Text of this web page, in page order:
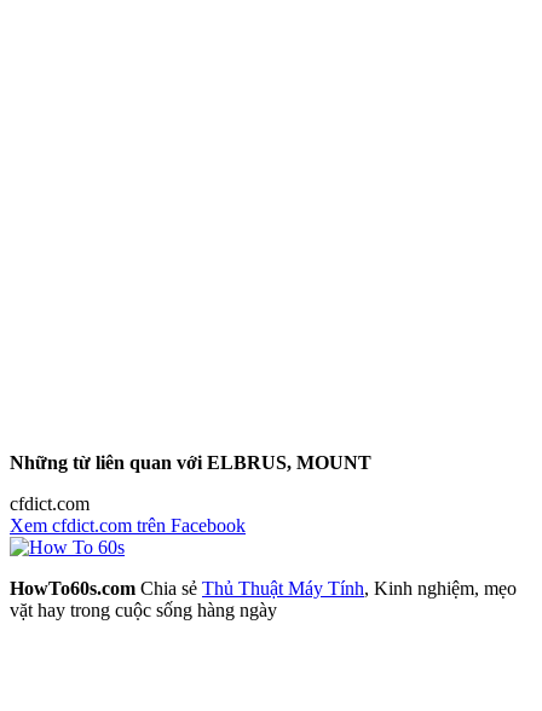
Những từ liên quan với ELBRUS, MOUNT
cfdict.com
Xem cfdict.com trên Facebook
HowTo60s.com Chia sẻ Thủ Thuật Máy Tính, Kinh nghiệm, mẹo
vặt hay trong cuộc sống hàng ngày